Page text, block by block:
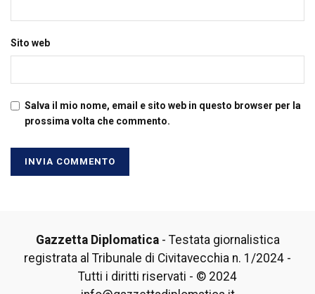
Sito web
Salva il mio nome, email e sito web in questo browser per la
prossima volta che commento.
Gazzetta Diplomatica- Testata giornalistica
registrata al Tribunale di Civitavecchia n. 1/2024 -
Tutti i diritti riservati - © 2024